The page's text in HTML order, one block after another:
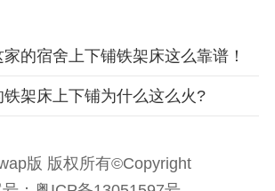
的宿舍上下铺铁架床这么靠谱！
铁架床上下铺为什么这么火?
版 版权所有©Copyright